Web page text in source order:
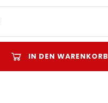
IN DEN WARENKORB